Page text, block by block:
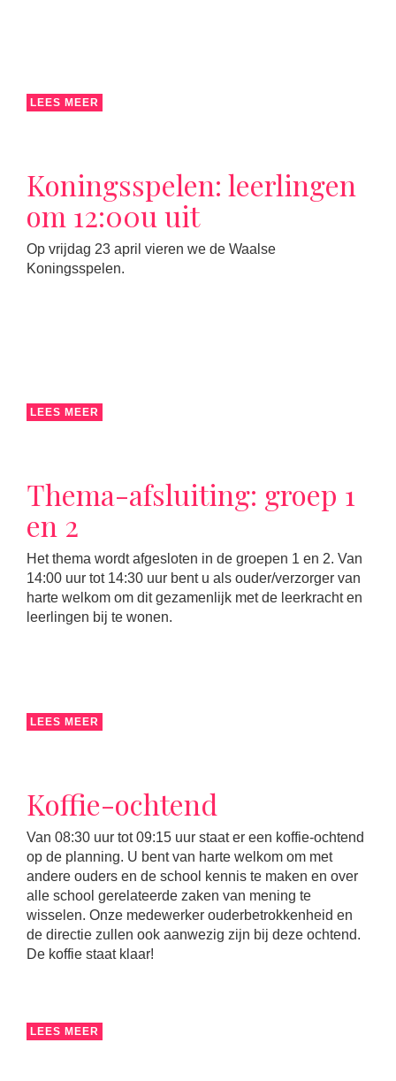
LEES MEER
Koningsspelen: leerlingen
om 12:00u uit
Op vrijdag 23 april vieren we de Waalse
Koningsspelen.
LEES MEER
Thema-afsluiting: groep 1
en 2
Het thema wordt afgesloten in de groepen 1 en 2. Van
14:00 uur tot 14:30 uur bent u als ouder/verzorger van
harte welkom om dit gezamenlijk met de leerkracht en
leerlingen bij te wonen.
LEES MEER
Koffie-ochtend
Van 08:30 uur tot 09:15 uur staat er een koffie-ochtend
op de planning. U bent van harte welkom om met
andere ouders en de school kennis te maken en over
alle school gerelateerde zaken van mening te
wisselen. Onze medewerker ouderbetrokkenheid en
de directie zullen ook aanwezig zijn bij deze ochtend.
De koffie staat klaar!
LEES MEER